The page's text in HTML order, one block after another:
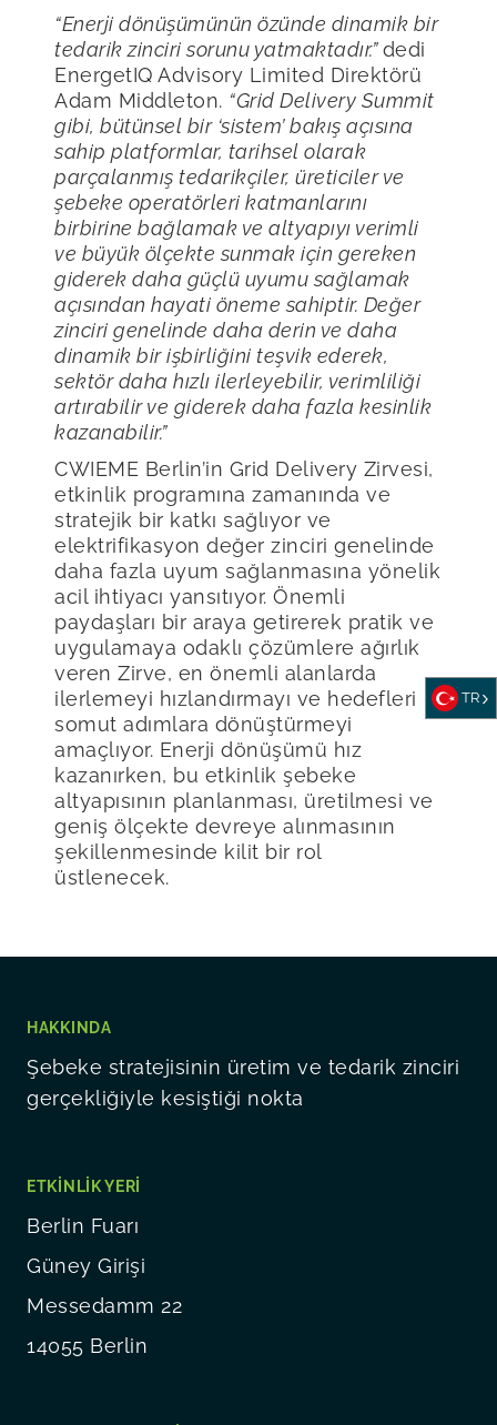
“Enerji dönüşümünün özünde dinamik bir
tedarik zinciri sorunu yatmaktadır.”dedi
EnergetIQ Advisory Limited Direktörü
Adam Middleton. “Grid Delivery Summit
gibi, bütünsel bir ‘sistem’ bakış açısına
sahip platformlar, tarihsel olarak
parçalanmış tedarikçiler, üreticiler ve
şebeke operatörleri katmanlarını
birbirine bağlamak ve altyapıyı verimli
ve büyük ölçekte sunmak için gereken
giderek daha güçlü uyumu sağlamak
açısından hayati öneme sahiptir. Değer
zinciri genelinde daha derin ve daha
dinamik bir işbirliğini teşvik ederek,
sektör daha hızlı ilerleyebilir, verimliliği
artırabilir ve giderek daha fazla kesinlik
kazanabilir.”
CWIEME Berlin’in Grid Delivery Zirvesi,
etkinlik programına zamanında ve
stratejik bir katkı sağlıyor ve
elektrifikasyon değer zinciri genelinde
daha fazla uyum sağlanmasına yönelik
acil ihtiyacı yansıtıyor. Önemli
paydaşları bir araya getirerek pratik ve
uygulamaya odaklı çözümlere ağırlık
veren Zirve, en önemli alanlarda
ilerlemeyi hızlandırmayı ve hedefleri
somut adımlara dönüştürmeyi
amaçlıyor. Enerji dönüşümü hız
kazanırken, bu etkinlik şebeke
altyapısının planlanması, üretilmesi ve
geniş ölçekte devreye alınmasının
şekillenmesinde kilit bir rol
üstlenecek.
HAKKINDA
Şebeke stratejisinin üretim ve tedarik zinciri
gerçekliğiyle kesiştiği nokta
ETKINLIK YERI
Berlin Fuarı
Güney Girişi
Messedamm 22
14055 Berlin
TR